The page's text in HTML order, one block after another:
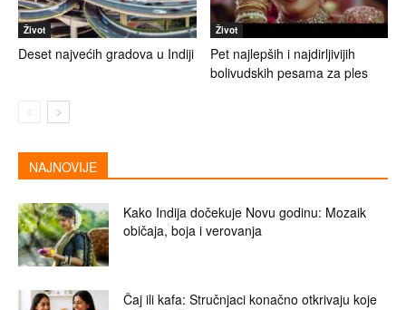
Život
Deset najvećih gradova u Indiji
Život
Pet najlepših i najdirljivijih
bolivudskih pesama za ples
NAJNOVIJE
Kako Indija dočekuje Novu godinu: Mozaik
običaja, boja i verovanja
Čaj ili kafa: Stručnjaci konačno otkrivaju koje